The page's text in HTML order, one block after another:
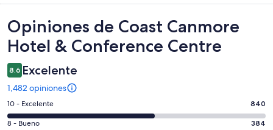
Opiniones
Opiniones de Coast Canmore
Hotel & Conference Centre
8.6 Excelente
1,482 opiniones
Puntuación
de
10 - Excelente 840
Puntuación
8 - Bueno 384